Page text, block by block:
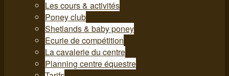
Les cours & activités
Poney club
Shetlands & baby poney
Ecurie de compétition
La cavalerie du centre
Planning centre équestre